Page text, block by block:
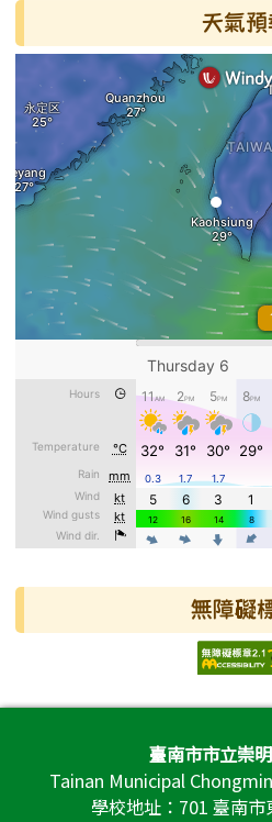
天氣預
無障礙
頁尾區域內容臺南市市立崇
Tainan Municipal
學校地址：701 臺南